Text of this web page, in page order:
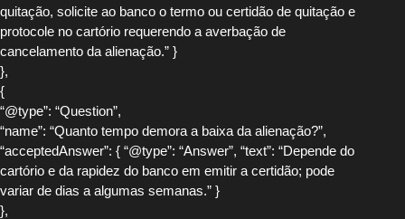
quitação, solicite ao banco o termo ou certidão de quitação e
protocole no cartório requerendo a averbação de
cancelamento da alienação.” }
},
{
“@type”: “Question”,
“name”: “Quanto tempo demora a baixa da alienação?”,
“acceptedAnswer”: { “@type”: “Answer”, “text”: “Depende do
cartório e da rapidez do banco em emitir a certidão; pode
variar de dias a algumas semanas.” }
},